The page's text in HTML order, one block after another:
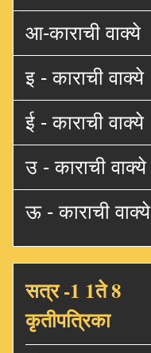
आ-काराची वाक्ये
इ - काराची वाक्ये
ई - काराची वाक्ये
उ - काराची वाक्ये
ऊ - काराची वाक्ये
सत्र -1 1ते 8
कृतीपत्रिका